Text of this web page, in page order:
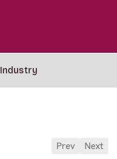
Industry
Prev Next